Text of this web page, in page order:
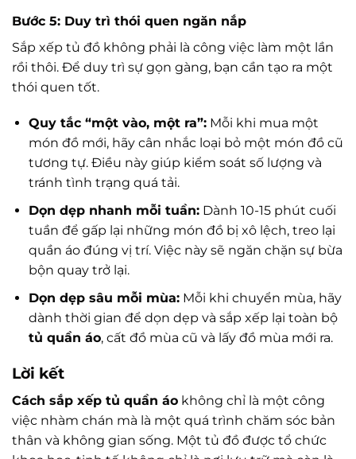
Bước 5: Duy trì thói quen ngăn nắp
Sắp xếp tủ đồ không phải là công việc làm một lần
rồi thôi. Để duy trì sự gọn gàng, bạn cần tạo ra một
thói quen tốt.
Quy tắc “một vào, một ra”:Mỗi khi mua một
món đồ mới, hãy cân nhắc loại bỏ một món đồ cũ
tương tự. Điều này giúp kiểm soát số lượng và
tránh tình trạng quá tải.
Dọn dẹp nhanh mỗi tuần:Dành 10-15 phút cuối
tuần để gấp lại những món đồ bị xô lệch, treo lại
quần áo đúng vị trí. Việc này sẽ ngăn chặn sự bừa
bộn quay trở lại.
Dọn dẹp sâu mỗi mùa:Mỗi khi chuyển mùa, hãy
dành thời gian để dọn dẹp và sắp xếp lại toàn bộ
tủ quần áo, cất đồ mùa cũ và lấy đồ mùa mới ra.
Lời kết
Cách sắp xếp tủ quần áo không chỉ là một công
việc nhàm chán mà là một quá trình chăm sóc bản
thân và không gian sống. Một tủ đồ được tổ chức